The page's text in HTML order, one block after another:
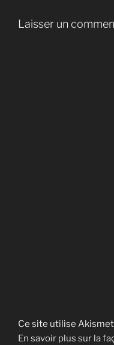
Laisser un
Ce site utilise
En savoir plus sur la